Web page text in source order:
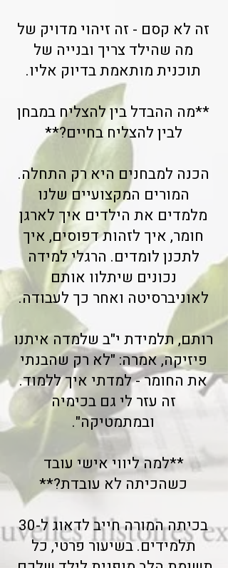
זה לא קסם - זה זיהוי מדויק של
מה שהילד צריך ובנייה של
תוכנית מותאמת בדיוק אליו.
**מה ההבדל בין להצליח במבחן
לבין להצליח בחיים?**
הכנה למבחנים היא רק התחלה.
המורים המקצועיים שלנו
מלמדים את הילדים איך לארגן
חומר, איך לזהות דפוסים, איך
לתכנן לומדים. הרגלי למידה
נכונים שיתלוו אותם
לאוניברסיטה ואחר כך לעבודה.
רותם, תלמידת י"ב שלמדה איתנו
פיזיקה, אמרה: "לא רק שהבנתי
את החומר - למדתי איך ללמוד.
זה עזר לי גם בכימיה
ובמתמטיקה".
**למה ליווי אישי עובד
כשהכיתה לא עובדת?**
בכיתה המורה חייב לדאוג ל-30
תלמידים. בשיעור פרטי, כל